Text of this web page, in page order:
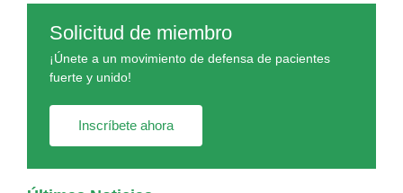
Solicitud de miembro
¡Únete a un movimiento de defensa de pacientes
fuerte y unido!
Inscríbete ahora